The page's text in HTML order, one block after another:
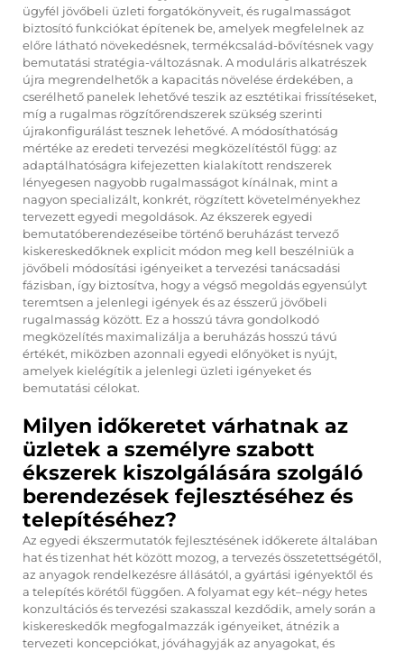
ügyfél jövőbeli üzleti forgatókönyveit, és rugalmasságot
biztosító funkciókat építenek be, amelyek megfelelnek az
előre látható növekedésnek, termékcsalád-bővítésnek vagy
bemutatási stratégia-változásnak. A moduláris alkatrészek
újra megrendelhetők a kapacitás növelése érdekében, a
cserélhető panelek lehetővé teszik az esztétikai frissítéseket,
míg a rugalmas rögzítőrendszerek szükség szerinti
újrakonfigurálást tesznek lehetővé. A módosíthatóság
mértéke az eredeti tervezési megközelítéstől függ: az
adaptálhatóságra kifejezetten kialakított rendszerek
lényegesen nagyobb rugalmasságot kínálnak, mint a
nagyon specializált, konkrét, rögzített követelményekhez
tervezett egyedi megoldások. Az ékszerek egyedi
bemutatóberendezéseibe történő beruházást tervező
kiskereskedőknek explicit módon meg kell beszélniük a
jövőbeli módosítási igényeiket a tervezési tanácsadási
fázisban, így biztosítva, hogy a végső megoldás egyensúlyt
teremtsen a jelenlegi igények és az ésszerű jövőbeli
rugalmasság között. Ez a hosszú távra gondolkodó
megközelítés maximalizálja a beruházás hosszú távú
értékét, miközben azonnali egyedi előnyöket is nyújt,
amelyek kielégítik a jelenlegi üzleti igényeket és
bemutatási célokat.
Milyen időkeretet várhatnak az
üzletek a személyre szabott
ékszerek kiszolgálására szolgáló
berendezések fejlesztéséhez és
telepítéséhez?
Az egyedi ékszermutatók fejlesztésének időkerete általában
hat és tizenhat hét között mozog, a tervezés összetettségétől,
az anyagok rendelkezésre állásától, a gyártási igényektől és
a telepítés körétől függően. A folyamat egy két–négy hetes
konzultációs és tervezési szakasszal kezdődik, amely során a
kiskereskedők megfogalmazzák igényeiket, átnézik a
tervezeti koncepciókat, jóváhagyják az anyagokat, és